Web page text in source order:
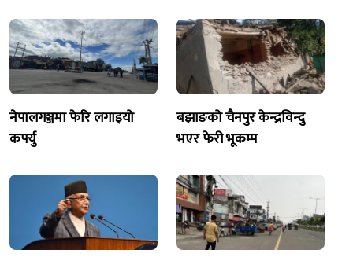
नेपालगञ्जमा फेरि लगाइयो
कर्फ्यु
बझाङको चैनपुर केन्द्रविन्दु
भएर फेरी भूकम्प